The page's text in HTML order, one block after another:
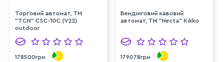
Торговий автомат, ТМ
"TCN" CSC-10C (V22)
outdoor
178500грн
Вендінговий кавовий
автомат, ТМ "Necta" Kikko
179078грн